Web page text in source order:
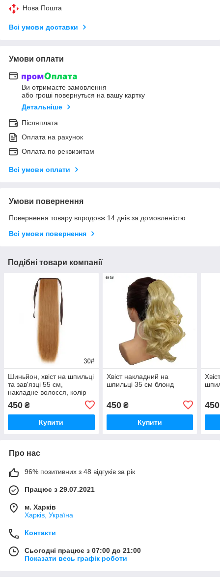
Нова Пошта
Всі умови доставки
Умови оплати
Ви отримаєте замовлення
або гроші повернуться на вашу картку
Детальніше
Післяплата
Оплата на рахунок
Оплата по реквизитам
Всі умови оплати
Умови повернення
Повернення товару впродовж 14 днів за домовленістю
Всі умови повернення
Подібні товари компанії
Шиньйон, хвіст на шпильці
та зав'язці 55 см,
накладне волосся, колір
450 ₴
Купити
Хвіст накладний на
шпильці 35 см блонд
450₴
Купити
450
Про нас
96% позитивних з 48 відгуків за рік
Працює з 29.07.2021
м. Харків
Харків, Україна
Контакти
Сьогодні працює з 07:00 до 21:00
Показати весь графік роботи